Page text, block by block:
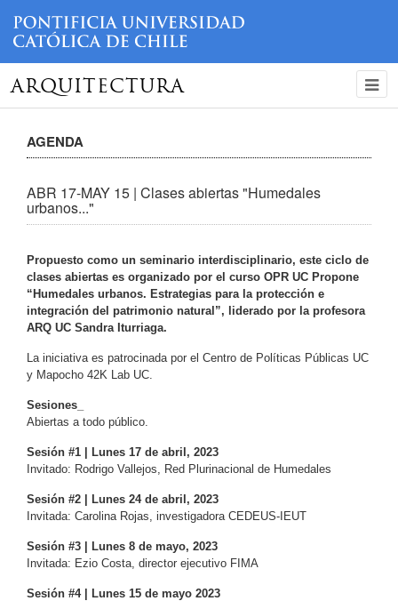
ARQUITECTURA
AGENDA
ABR 17-MAY 15 | Clases abiertas "Humedales
urbanos..."
Propuesto como un seminario interdisciplinario, este ciclo de
clases abiertas es organizado por el curso OPR UC Propone
“Humedales urbanos. Estrategias para la protección e
integración del patrimonio natural”, liderado por la profesora
ARQ UC Sandra Iturriaga.
La iniciativa es patrocinada por el Centro de Políticas Públicas UC
y Mapocho 42K Lab UC.
Sesiones_
Abiertas a todo público.
Sesión #1 | Lunes 17 de abril, 2023
Invitado: Rodrigo Vallejos, Red Plurinacional de Humedales
Sesión #2 | Lunes 24 de abril, 2023
Invitada: Carolina Rojas, investigadora CEDEUS-IEUT
Sesión #3 | Lunes 8 de mayo, 2023
Invitada: Ezio Costa, director ejecutivo FIMA
Sesión #4 | Lunes 15 de mayo 2023